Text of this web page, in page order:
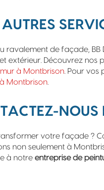
AUTRES
ravalement de façade,
extérieur. Découvrez nos
à Montbrison . Pour
Montbrison
NOUS
votre façade ?
non seulement à
à notre entreprise de